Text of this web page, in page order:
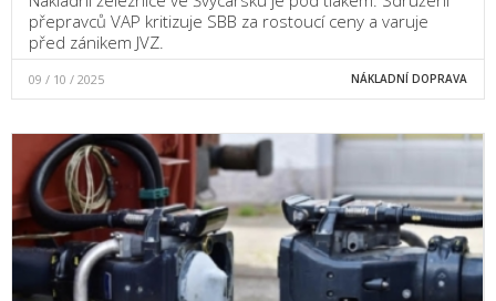
přepravců VAP kritizuje SBB za rostoucí ceny a varuje
před zánikem JVZ.
09 / 10 / 2025 NÁKLADNÍ DOPRAVA